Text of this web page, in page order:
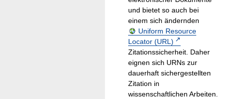
und bietet so auch bei
einem sich ändernden
Uniform Resource
Locator (URL)
Zitationssicherheit. Daher
eignen sich URNs zur
dauerhaft sichergestellten
Zitation in
wissenschaftlichen Arbeiten.